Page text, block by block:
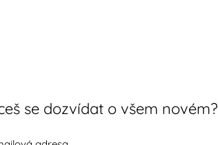
se dozvídat o všem novém?